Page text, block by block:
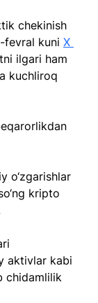
chekinish
fevral kuni X
ilgari ham
kuchliroq
o‘zgarishlar
kripto
aktivlar kabi
chidamlilik